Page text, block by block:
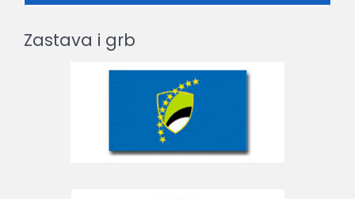
Zastava i grb